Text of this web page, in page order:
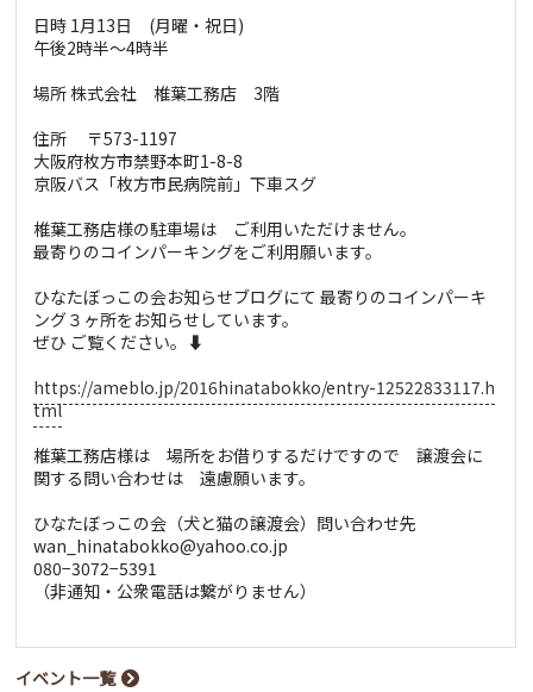
日時 1月13日 (月曜・祝日)
午後2時半〜4時半
場所 株式会社 椎葉工務店 3階
住所 〒573-1197
大阪府枚方市禁野本町1-8-8
京阪バス「枚方市民病院前」下車スグ
椎葉工務店様の駐車場は ご利用いただけません。
最寄りのコインパーキングをご利用願います。
ひなたぼっこの会お知らせブログにて 最寄りのコインパーキ
ング３ヶ所をお知らせしています。
ぜひ ご覧ください。⬇️
https://ameblo.jp/2016hinatabokko/entry-12522833117.h
tml
椎葉工務店様は 場所をお借りするだけですので 譲渡会に
関する問い合わせは 遠慮願います。
ひなたぼっこの会（犬と猫の譲渡会）問い合わせ先
wan_hinatabokko@yahoo.co.jp
080−3072−5391
（非通知・公衆電話は繋がりません）
イベント一覧